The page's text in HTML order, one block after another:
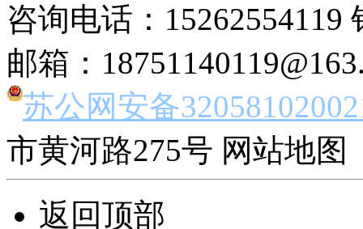
咨询电话：15262554119
邮箱：
苏公网安备
市黄河路275号 网站地图
返回顶部